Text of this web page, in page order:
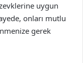
uygun
onları mutlu
gerek